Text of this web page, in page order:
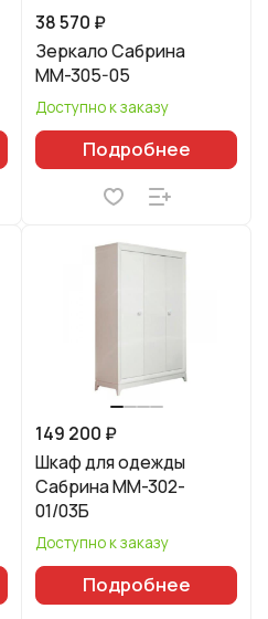
38 570 ₽
Зеркало Сабрина
ММ-305-05
Доступно к заказу
Подробнее
149 200 ₽
Шкаф для одежды
Сабрина ММ-302-
01/03Б
Доступно к заказу
Подробнее